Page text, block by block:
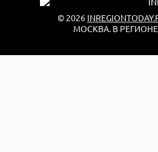
© 2026
МОСКВА. В